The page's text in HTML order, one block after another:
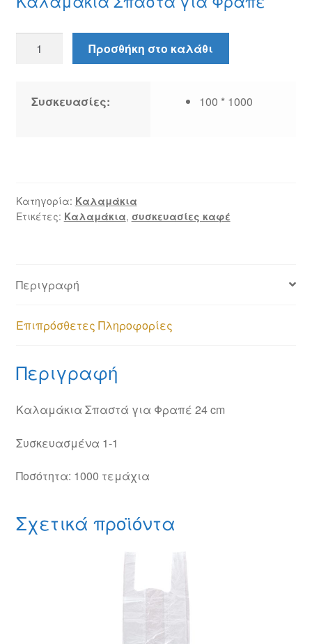
Σπαστά
ποσότητα
Προσθήκη στο καλάθι
Συσκευασίες: 100 * 1000
Κατηγορία: Καλαμάκια
Ετικέτες: Καλαμάκια, συσκευασίες καφέ
Περιγραφή
Επιπρόσθετες Πληροφορίες
Περιγραφή
Καλαμάκια Σπαστά για Φραπέ 24 cm
Συσκευασμένα 1-1
Ποσότητα: 1000 τεμάχια
Σχετικά προϊόντα